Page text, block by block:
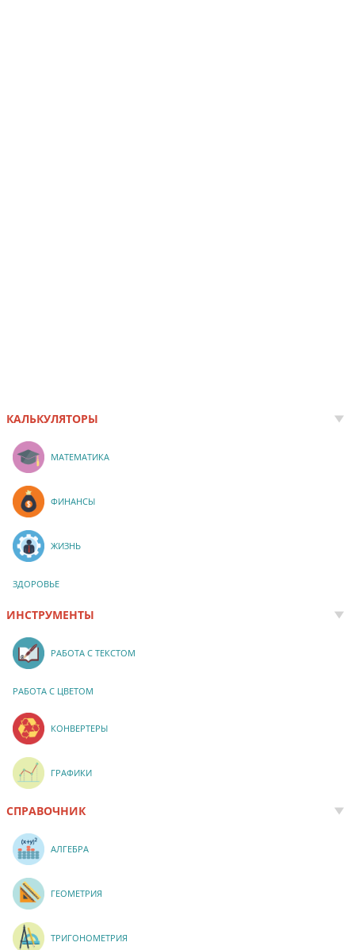
КАЛЬКУЛЯТОРЫ
МАТЕМАТИКА
ФИНАНСЫ
ЖИЗНЬ
ЗДОРОВЬЕ
ИНСТРУМЕНТЫ
РАБОТА С ТЕКСТОМ
РАБОТА С ЦВЕТОМ
КОНВЕРТЕРЫ
ГРАФИКИ
СПРАВОЧНИК
АЛГЕБРА
ГЕОМЕТРИЯ
ТРИГОНОМЕТРИЯ